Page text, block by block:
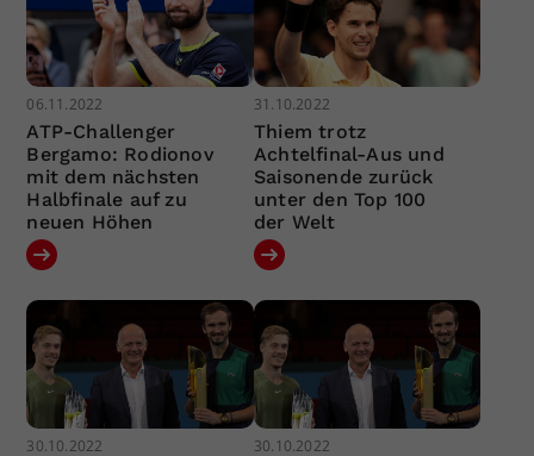
06.11.2022
ATP-Challenger
Bergamo: Rodionov
mit dem nächsten
Halbfinale auf zu
neuen Höhen
31.10.2022
Thiem trotz
Achtelfinal-Aus und
Saisonende zurück
unter den Top 100
der Welt
30.10.2022 30.10.2022